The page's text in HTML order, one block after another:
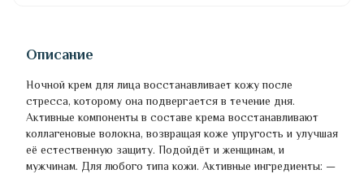
Описание
Ночной крем для лица восстанавливает кожу после
стресса, которому она подвергается в течение дня.
Активные компоненты в составе крема восстанавливают
коллагеновые волокна, возвращая коже упругость и улучшая
её естественную защиту. Подойдёт и женщинам, и
мужчинам. Для любого типа кожи. Активные ингредиенты: —